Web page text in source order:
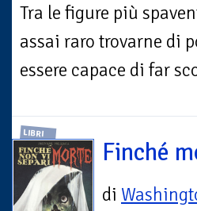
Tra le figure più
assai raro trovarne di
essere capace di far
LIBRI
Finché
di